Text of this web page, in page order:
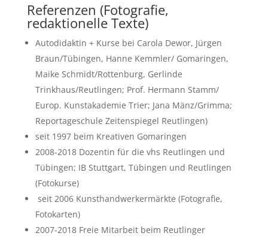
Referenzen (Fotografie,
redaktionelle Texte)
Autodidaktin + Kurse bei Carola Dewor, Jürgen
Braun/Tübingen, Hanne Kemmler/ Gomaringen,
Maike Schmidt/Rottenburg, Gerlinde
Trinkhaus/Reutlingen; Prof. Hermann Stamm/
Europ. Kunstakademie Trier; Jana Mänz/Grimma;
Reportageschule Zeitenspiegel Reutlingen)
seit 1997 beim Kreativen Gomaringen
2008-2018 Dozentin für die vhs Reutlingen und
Tübingen; IB Stuttgart, Tübingen und Reutlingen
(Fotokurse)
seit 2006 Kunsthandwerkermärkte (Fotografie,
Fotokarten)
2007-2018 Freie Mitarbeit beim Reutlinger